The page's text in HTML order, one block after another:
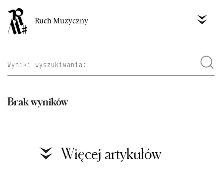
Ruch Muzyczny
Brak wyników
Więcej artykułów